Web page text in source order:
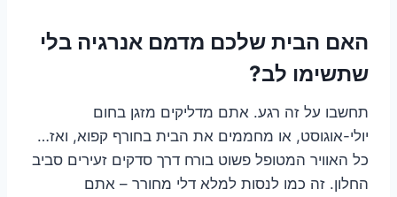
האם הבית שלכם מדמם אנרגיה בלי
שתשימו לב?
תחשבו על זה רגע. אתם מדליקים מזגן בחום
יולי-אוגוסט, או מחממים את הבית בחורף קפוא, ואז…
כל האוויר המטופל פשוט בורח דרך סדקים זעירים סביב
החלון. זה כמו לנסות למלא דלי מחורר – אתם